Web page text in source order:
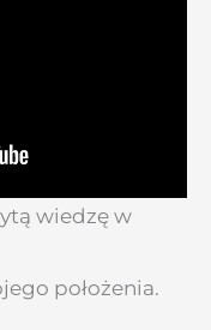
wiedzę w
położenia.